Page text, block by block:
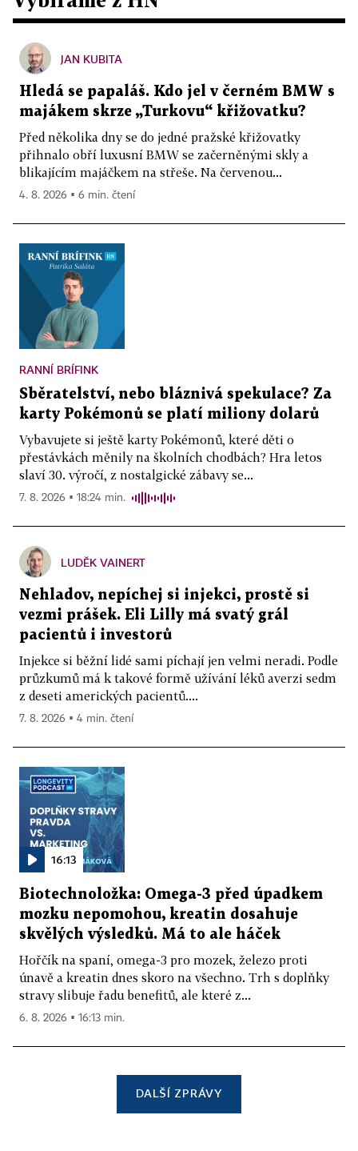
JAN KUBITA
Hledá se papaláš. Kdo jel v černém BMW s
majákem skrze „Turkovu“ křižovatku?
Před několika dny se do jedné pražské křižovatky
přihnalo obří luxusní BMW se začerněnými skly a
blikajícím majáčkem na střeše. Na červenou...
4. 8. 2026 ▪ 6 min. čtení
RANNÍ BRÍFINK
Sběratelství, nebo bláznivá spekulace? Za
karty Pokémonů se platí miliony dolarů
Vybavujete si ještě karty Pokémonů, které děti o
přestávkách měnily na školních chodbách? Hra letos
slaví 30. výročí, z nostalgické zábavy se...
7. 8. 2026 ▪ 18:24 min.
LUDĚK VAINERT
Nehladov, nepíchej si injekci, prostě si
vezmi prášek. Eli Lilly má svatý grál
pacientů i investorů
Injekce si běžní lidé sami píchají jen velmi neradi. Podle
průzkumů má k takové formě užívání léků averzi sedm
z deseti amerických pacientů....
7. 8. 2026 ▪ 4 min. čtení
16:13
Biotechnoložka: Omega-3 před úpadkem
mozku nepomohou, kreatin dosahuje
skvělých výsledků. Má to ale háček
Hořčík na spaní, omega-3 pro mozek, železo proti
únavě a kreatin dnes skoro na všechno. Trh s doplňky
stravy slibuje řadu benefitů, ale které z...
6. 8. 2026 ▪ 16:13 min.
DALŠÍ ZPRÁVY